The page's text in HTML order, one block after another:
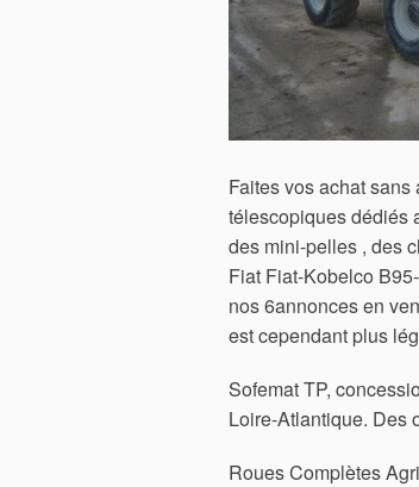
Faites vos achat
télescopiques dédiés
des mini-pelles , des
Fiat Fiat-Kobelco
nos 6annonces en
est cependant plus
Sofemat TP,
Loire-Atlantique. Des
Roues Complètes